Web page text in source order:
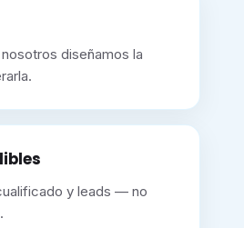
diseñamos la
y leads — no